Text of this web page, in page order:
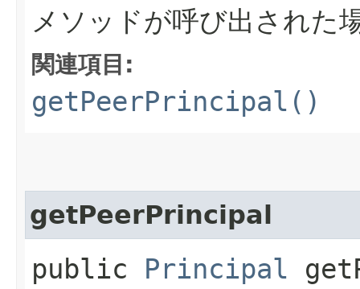
メソッドが呼び出された
関連項目:
getPeerPrincipal()
getPeerPrincipal
public Principal